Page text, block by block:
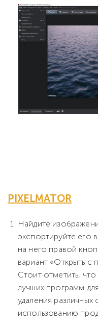
PIXELMATOR
Найдите
экспортируйте его
на него правой
вариант «Открыть
Стоит отметить,
лучших программ
удаления различных
использованию